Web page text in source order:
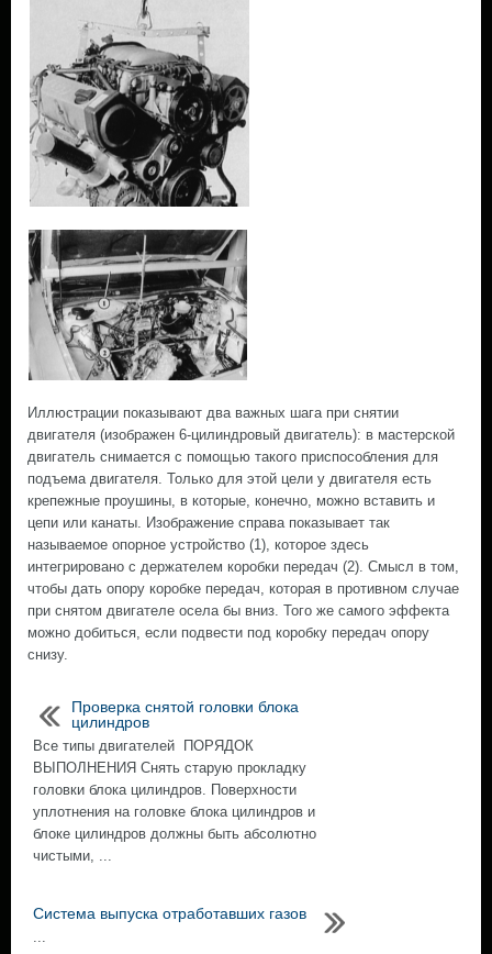
Иллюстрации показывают два важных шага при снятии
двигателя (изображен 6-цилиндровый двигатель): в мастерской
двигатель снимается с помощью такого приспособления для
подъема двигателя. Только для этой цели у двигателя есть
крепежные проушины, в которые, конечно, можно вставить и
цепи или канаты. Изображение справа показывает так
называемое опорное устройство (1), которое здесь
интегрировано с держателем коробки передач (2). Смысл в том,
чтобы дать опору коробке передач, которая в противном случае
при снятом двигателе осела бы вниз. Того же самого эффекта
можно добиться, если подвести под коробку передач опору
снизу.
Проверка снятой головки блока
цилиндров
Все типы двигателей ПОРЯДОК
ВЫПОЛНЕНИЯ Снять старую прокладку
головки блока цилиндров. Поверхности
уплотнения на головке блока цилиндров и
блоке цилиндров должны быть абсолютно
чистыми, ...
Система выпуска отработавших газов
...